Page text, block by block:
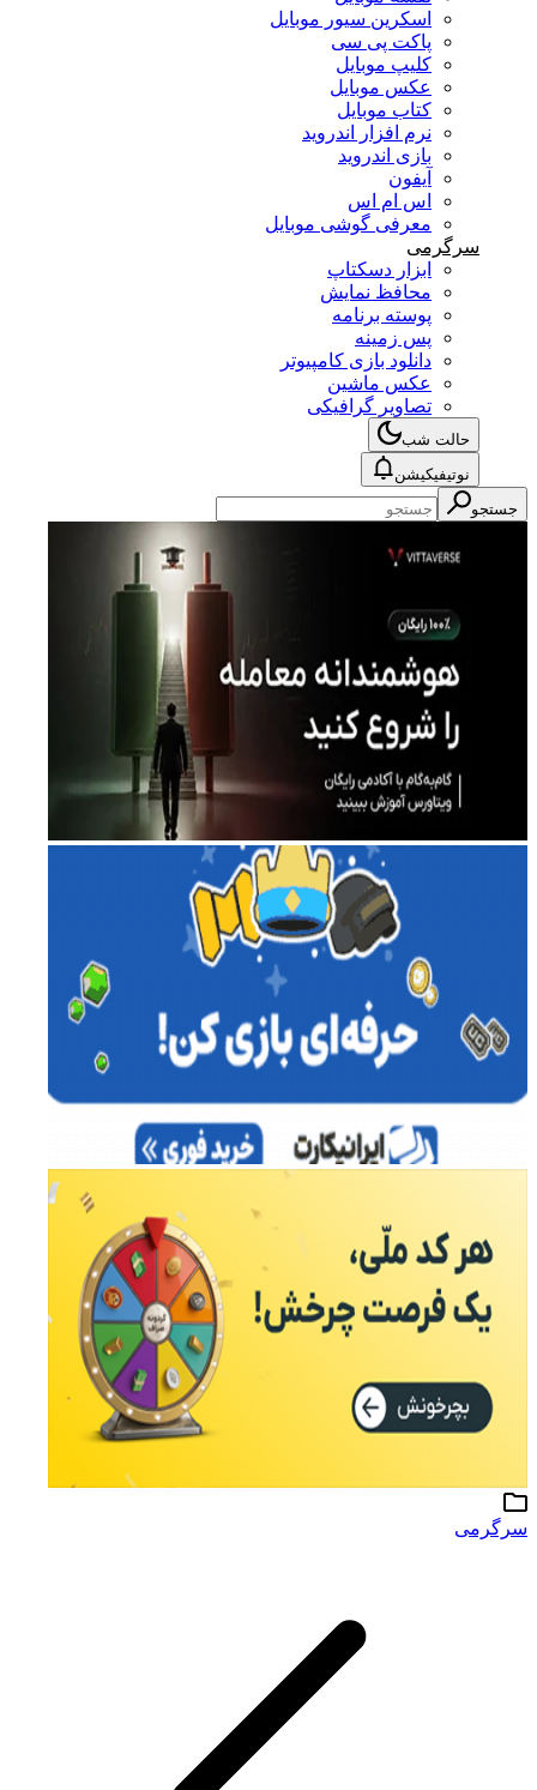
اسکرین سیور موبایل
پاکت پی سی
کلیپ موبایل
عکس موبایل
کتاب موبایل
نرم افزار اندروید
بازی اندروید
آیفون
اس ام اس
معرفی گوشی موبایل
سرگرمی
ابزار دسکتاپ
محافظ نمایش
پوسته برنامه
پس زمینه
دانلود بازی کامپیوتر
عکس ماشین
تصاویر گرافیکی
حالت شب
نوتیفیکیشن
جستجو
سرگرمی